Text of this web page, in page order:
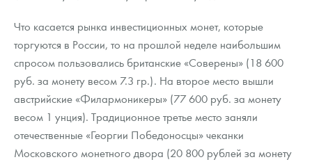
Книги по нумизматике
Что касается рынка инвестиционных монет, которые
торгуются в России, то на прошлой неделе наибольшим
спросом пользовались британские «Соверены» (18 600
руб. за монету весом 7.3 гр.). На второе место вышли
австрийские «Филармоникеры» (77 600 руб. за монету
весом 1 унция). Традиционное третье место заняли
отечественные «Георгии Победоносцы» чеканки
Московского монетного двора (20 800 рублей за монету